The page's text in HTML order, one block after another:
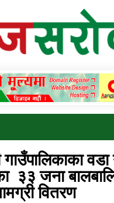
कुषि बिकास कार्यालय जुम्ला सुचना
गाउँपालिकाका
३३ जना
वितरण